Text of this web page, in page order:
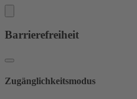
Barrierefreiheit
Zugänglichkeitsmodus